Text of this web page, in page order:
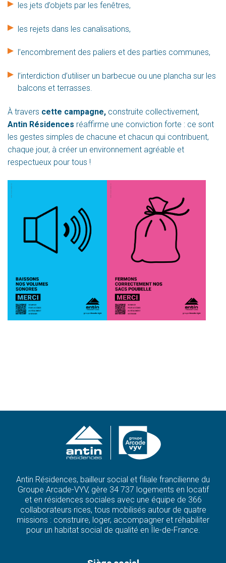
les jets d’objets par les fenêtres,
les rejets dans les canalisations,
l’encombrement des paliers et des parties communes,
l’interdiction d’utiliser un barbecue ou une plancha sur les
balcons et terrasses.
À travers cette campagne, construite collectivement,
Antin Résidences réaffirme une conviction forte : ce sont
les gestes simples de chacune et chacun qui contribuent,
chaque jour, à créer un environnement agréable et
respectueux pour tous !
Antin Résidences, bailleur social et filiale francilienne du
Groupe Arcade-VYV, gère 34 737 logements en locatif
et en résidences sociales avec une équipe de 366
collaborateurs·rices, tous mobilisés autour de quatre
missions : construire, loger, accompagner et réhabiliter
pour un habitat social de qualité en Île-de-France.